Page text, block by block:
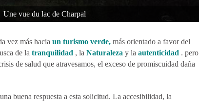
Une vue du lac de Charpal
vez más hacia un turismo verde, más orientado a favor del
de la tranquilidad , la Naturaleza y la autenticidad . pero
de salud que atravesamos, el exceso de promiscuidad daña
buena respuesta a esta solicitud. La accesibilidad, la